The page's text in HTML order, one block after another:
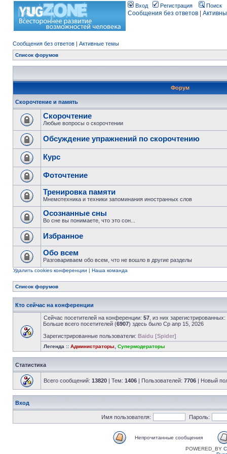
Вход Регистрация Поиск
Сообщения без ответов
Сообщения без ответов | Активные темы
Список форумов
Форум
Скорочтение и память
Скорочтение
Любые вопросы о скорочтении
Обсуждение упражнений по скорочтению
Курс
Фоточтение
Тренировка памяти
Мнемотехника и техники запоминания иностранных слов
Осознанные сны
Во сне вы понимаете, что это сон...
Избранное
Обо всем
Разговариваем обо всем, что не вошло в другие разделы
Удалить cookies конференции | Наша команда
Список форумов
Кто сейчас на конференции
Сейчас посетителей на конференции: 57 , из них
Больше всего посетителей (6907) здесь было Ср апр 15, 2026
Зарегистрированные пользователи: Baidu [Spider]
Легенда :: Администраторы Супермодераторы
Статистика
Всего сообщений: 13820 | Тем: 1406 | Пользователей: 7706 | Новый
Вход
Имя пользователя: Пароль:
Непрочитанные сообщения
POWERED_BY